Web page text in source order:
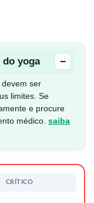
do yoga −
ser
limites. Se
e procure
médico. saiba
CRÍTICO